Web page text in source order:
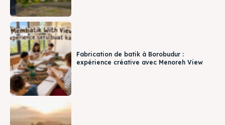
Fabrication de batik à Borobudur :
expérience créative avec Menoreh View